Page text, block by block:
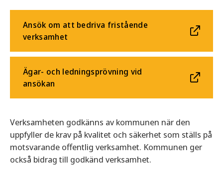
Ansök om att bedriva fristående
verksamhet
Ägar- och ledningsprövning vid
ansökan
Verksamheten godkänns av kommunen när den
uppfyller de krav på kvalitet och säkerhet som ställs på
motsvarande offentlig verksamhet. Kommunen ger
också bidrag till godkänd verksamhet.